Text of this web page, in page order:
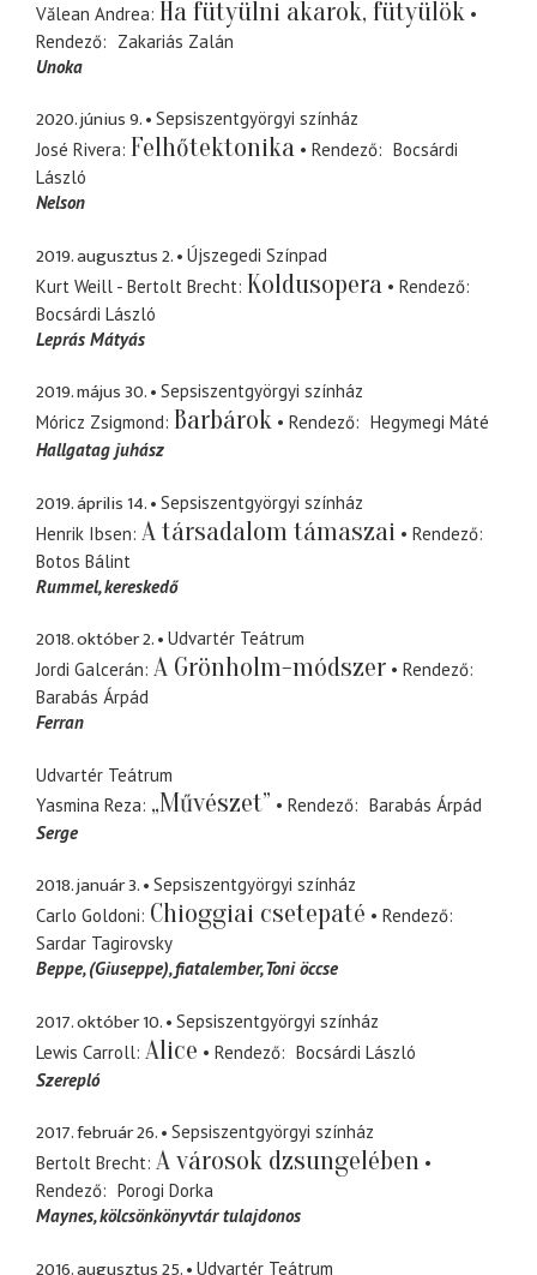
Vălean Andrea Ha fütyülni akarok, fütyülök
Rendező
Zakariás Zalán
Unoka
2020. június 9.
Sepsiszentgyörgyi színház
José Rivera Felhőtektonika Rendező
Bocsárdi
László
Nelson
2019. augusztus 2.
Újszegedi Színpad
Kurt Weill - Bertolt Brecht Koldusopera
Rendező
Bocsárdi László
Leprás Mátyás
2019. május 30.
Sepsiszentgyörgyi színház
Móricz Zsigmond Barbárok Rendező
Hegymegi Máté
Hallgatag juhász
2019. április 14.
Sepsiszentgyörgyi színház
Henrik Ibsen A társadalom támaszai
Rendező
Botos Bálint
Rummel kereskedő
2018. október 2.
Udvartér Teátrum
Jordi Galcerán A Grönholm-módszer
Rendező
Barabás Árpád
Ferran
Udvartér Teátrum
Yasmina Reza „Művészet” Rendező
Barabás Árpád
Serge
2018. január 3.
Sepsiszentgyörgyi színház
Carlo Goldoni Chioggiai csetepaté
Rendező
Sardar Tagirovsky
Beppe (Giuseppe), fiatalember, Toni öccse
2017. október 10.
Sepsiszentgyörgyi színház
Lewis Carroll Alice Rendező
Bocsárdi László
Szerepló
2017. február 26.
Sepsiszentgyörgyi színház
Bertolt Brecht A városok dzsungelében
Rendező
Porogi Dorka
Maynes kölcsönkönyvtár tulajdonos
Udvartér Teátrum